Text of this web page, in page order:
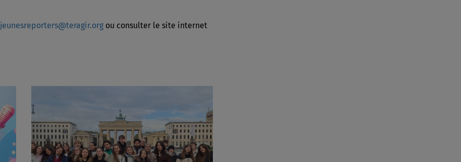
jeunesreporters@teragir.org ou consulter le site internet